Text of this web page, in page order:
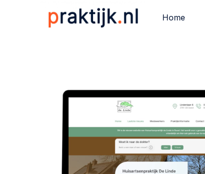
Home